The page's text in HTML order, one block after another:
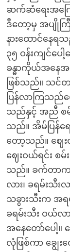
ဆက်ဆံရေးအကြ
ဒီတော့မှ အပျိုကြီ
နားထောင်နေ
၃၅ ဝန်းကျင်ပ
ခန္ဓာကိုယ်အနေ
ဖြစ်သည်။ သင်
ပြန်လာကြသည်
သည်နှင့် အညီ စမ်
သည်။ အိမ်ပြန်ရ
တော့သည်။ ဈေး
ဈေးဝယ်ရင်း
သည်။ ခက်တာက
လား၊ ခရမ်းသီ
သခွားသီးက အ
ခရမ်းသီး ဝယ်
အနေတော်ပေါ့
လုံဖြစ်ကာ ချွေ